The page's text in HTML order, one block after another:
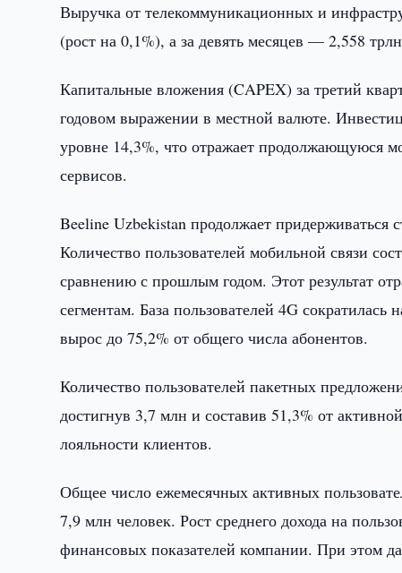
Выручка от телекоммуникационных и
(рост на 0,1%), а за девять месяцев — 2,558
Капитальные вложения (CAPEX) за третий
годовом выражении в местной валюте.
уровне 14,3%, что отражает продолжающуюся
сервисов.
Beeline Uzbekistan продолжает придерживаться
Количество пользователей мобильной связи
сравнению с прошлым годом. Этот результат
сегментам. База пользователей 4G
вырос до 75,2% от общего числа абонентов.
Количество пользователей пакетных
достигнув 3,7 млн и составив 51,3% от
лояльности клиентов.
Общее число ежемесячных активных
7,9 млн человек. Рост среднего дохода на
финансовых показателей компании. При этом